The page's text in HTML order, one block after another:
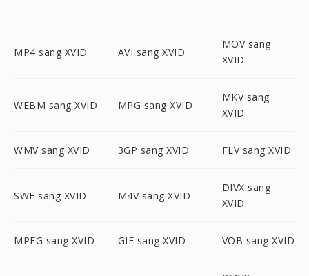
MP4 sang XVID AVI sang XVID
MOV sang
XVID
WEBM sang XVID MPG sang XVID
MKV sang
XVID
WMV sang XVID 3GP sang XVID FLV sang XVID
SWF sang XVID M4V sang XVID
DIVX sang
XVID
MPEG sang XVID GIF sang XVID VOB sang XVID